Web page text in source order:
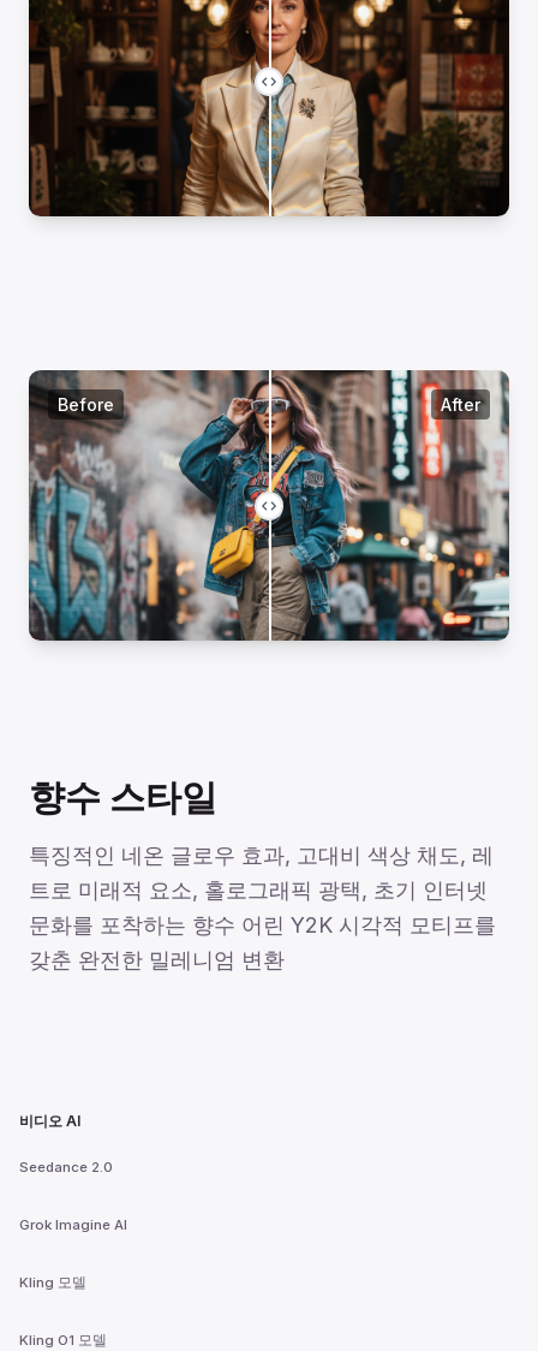
Before After
향수 스타일
특징적인 네온 글로우 효과, 고대비 색상 채도, 레
트로 미래적 요소, 홀로그래픽 광택, 초기 인터넷
문화를 포착하는 향수 어린 Y2K 시각적 모티프를
갖춘 완전한 밀레니엄 변환
비디오 AI
Seedance 2.0
Grok Imagine AI
Kling 모델
Kling O1 모델